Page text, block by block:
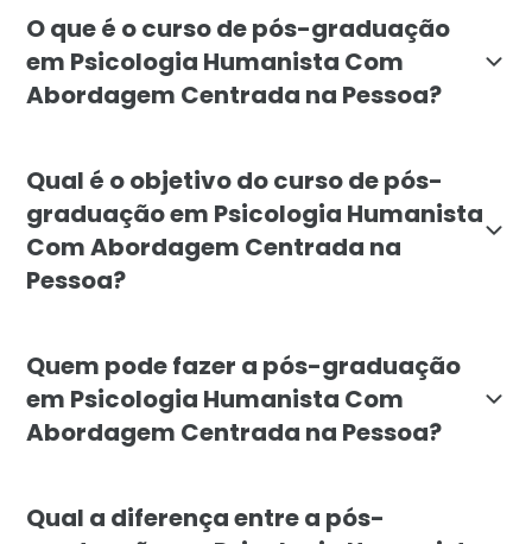
O que é o curso de pós-graduação
em Psicologia Humanista Com
Abordagem Centrada na Pessoa?
Qual é o objetivo do curso de pós-
graduação em Psicologia Humanista
Com Abordagem Centrada na
Pessoa?
Quem pode fazer a pós-graduação
em Psicologia Humanista Com
Abordagem Centrada na Pessoa?
Qual a diferença entre a pós-